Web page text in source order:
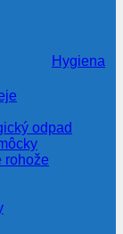
Hygiena
odpad
rohože